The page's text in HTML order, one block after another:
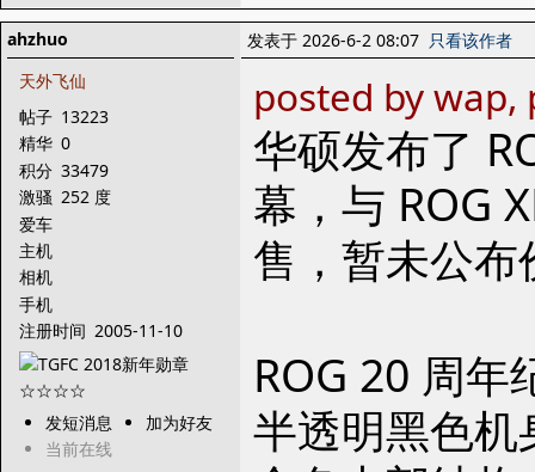
ahzhuo
天外飞仙
帖子 13223
精华 0
积分 33479
激骚 252 度
爱车
主机
相机
手机
注册时间 2005-11-10
发短消息
加为好友
当前在线
发表于 2026-6-2 08:07 只看该作者
posted by
华硕发布了
幕，与 ROG
售，暂未公布
ROG 20 周年
半透明黑色机